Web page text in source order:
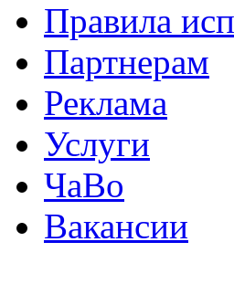
Правила
Партнерам
Реклама
Услуги
ЧаВо
Вакансии